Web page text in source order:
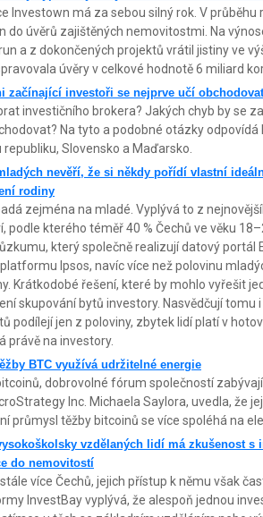
Investown má za sebou silný rok. V
do úvěrů zajištěných nemovitostmi. Na
a z dokončených projektů vrátil jistiny ve
úvěry v celkové hodnotě 6 miliard
začínající investoři se nejprve učí
investičního brokera? Jakých chyb by se
Na tyto a podobné otázky odpovídá
republiku, Slovensko a Maďarsko.
nevěří, že si někdy pořídí vlastní
rodiny
zejména na mladé. Vyplývá to z
podle kterého téměř 40 % Čechů ve věku
který společně realizují datový portál
Ipsos, navíc více než polovinu
Krátkodobé řešení, které by mohlo vyřešit
skupování bytů investory. Nasvědčují tomu
podílejí jen z poloviny, zbytek lidí platí v
právě na investory.
BTC využívá udržitelné energie
dobrovolné fórum společností
Inc. Michaela Saylora, uvedla, že
průmysl těžby bitcoinů se více spoléhá na
vzdělaných lidí má zkušenost s
do nemovitostí
více Čechů, jejich přístup k němu však
InvestBay vyplývá, že alespoň jednou